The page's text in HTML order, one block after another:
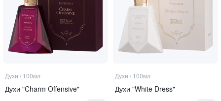
Духи / 100мл
Духи "Charm Offensive"
Духи / 100мл
Духи "White Dress"